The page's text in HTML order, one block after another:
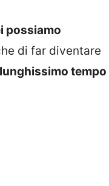
possiamo
di far diventare
tempo